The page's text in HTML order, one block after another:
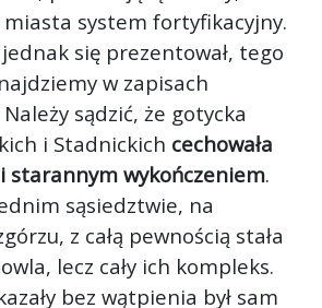
system fortyfikacyjny.
jednak się prezentował, tego
w zapisach
sądzić, że gotycka
i Stadnickich cechowała
starannym wykończeniem.
sąsiedztwie, na
z całą pewnością stała
lecz cały ich kompleks.
bez wątpienia był sam